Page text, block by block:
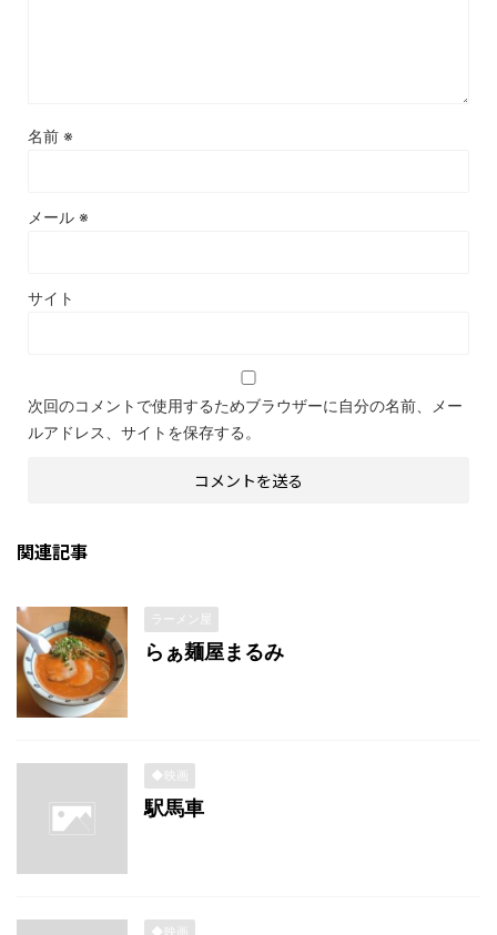
名前 ※
メール ※
サイト
次回のコメントで使用するためブラウザーに自分の名前、メー
ルアドレス、サイトを保存する。
関連記事
ラーメン屋
らぁ麺屋まるみ
◆映画
駅馬車
◆映画